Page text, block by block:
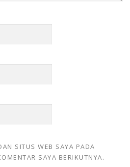
SITUS WEB SAYA PADA
SAYA BERIKUTNYA.